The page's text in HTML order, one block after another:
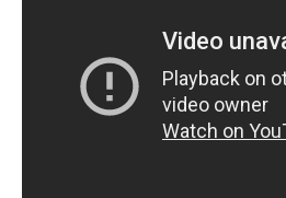
Противодействие коррупции
Задать вопрос